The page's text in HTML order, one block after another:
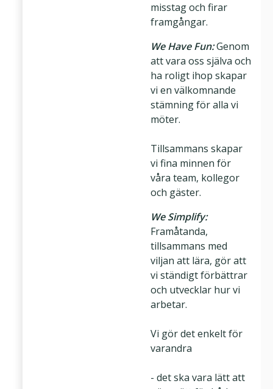
misstag och firar
framgångar.
We Have Fun:Genom
att vara oss själva och
ha roligt ihop skapar
vi en välkomnande
stämning för alla vi
möter.
Tillsammans skapar
vi fina minnen för
våra team, kollegor
och gäster.
We Simplify:
Framåtanda,
tillsammans med
viljan att lära, gör att
vi ständigt förbättrar
och utvecklar hur vi
arbetar.
Vi gör det enkelt för
varandra
- det ska vara lätt att